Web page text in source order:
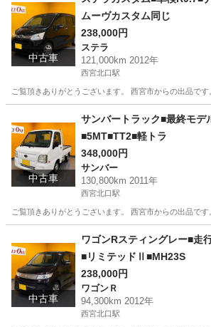
中古車
ムーヴカスタム同じ
238,000円
ステラ
121,000km 2012年
西宮北口駅
ご覧頂きありがとうございます。 西宮市からの出品で
西宮北口駅 ステラ
中古車
サンバートラック■最終モデ
■5MT■TT2■軽トラ
348,000円
サンバー
130,800km 2011年
西宮北口駅
ご覧頂きありがとうございます。 西宮市からの出品で
西宮北口駅 サンバー
中古車
ワゴンRスティングレー■走
■リミテッドⅡ■MH23S
238,000円
ワゴンＲ
94,300km 2012年
西宮北口駅